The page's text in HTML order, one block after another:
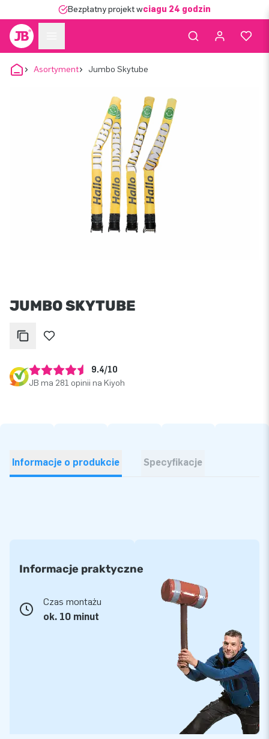
Bezpłatny projekt wciągu 24 godzin
Asortyment Jumbo Skytube
JUMBO SKYTUBE
9.4/10
JB ma 281 opinii na Kiyoh
Informacje o produkcie Specyfikacje
Informacje praktyczne
Czas montażu
ok. 10 minut